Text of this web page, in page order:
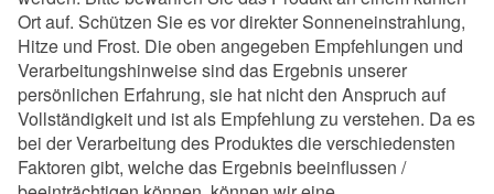
Ort auf. Schützen Sie es vor direkter Sonneneinstrahlung,
Hitze und Frost. Die oben angegeben Empfehlungen und
Verarbeitungshinweise sind das Ergebnis unserer
persönlichen Erfahrung, sie hat nicht den Anspruch auf
Vollständigkeit und ist als Empfehlung zu verstehen. Da es
bei der Verarbeitung des Produktes die verschiedensten
Faktoren gibt, welche das Ergebnis beeinflussen /